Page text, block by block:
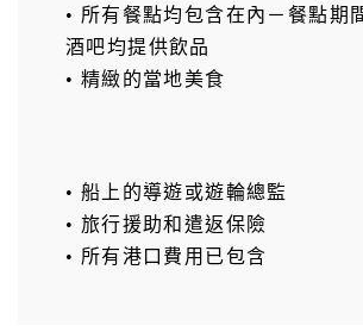
• 所有餐點均包含在內－餐點期
酒吧均提供飲品
• 精緻的當地美食
• 船上的導遊或遊輪總監
• 旅行援助和遣返保險
• 所有港口費用已包含